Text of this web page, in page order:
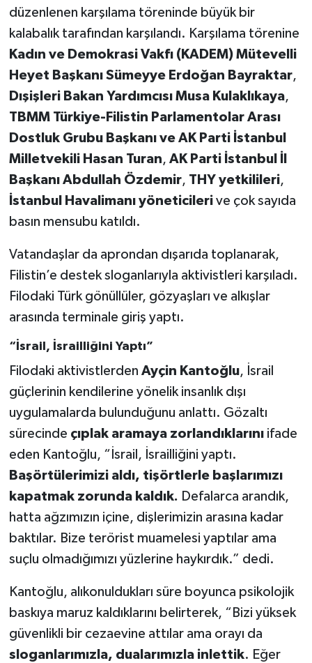
düzenlenen karşılama töreninde büyük bir
kalabalık tarafından karşılandı. Karşılama törenine
Kadın ve Demokrasi Vakfı (KADEM) Mütevelli
Heyet Başkanı Sümeyye Erdoğan Bayraktar,
Dışişleri Bakan Yardımcısı Musa Kulaklıkaya,
TBMM Türkiye-Filistin Parlamentolar Arası
Dostluk Grubu Başkanı ve AK Parti İstanbul
Milletvekili Hasan Turan, AK Parti İstanbul İl
Başkanı Abdullah Özdemir, THY yetkilileri,
İstanbul Havalimanı yöneticilerive çok sayıda
basın mensubu katıldı.
Vatandaşlar da aprondan dışarıda toplanarak,
Filistin’e destek sloganlarıyla aktivistleri karşıladı.
Filodaki Türk gönüllüler, gözyaşları ve alkışlar
arasında terminale giriş yaptı.
“İsrail, İsrailliğini Yaptı”
Filodaki aktivistlerden Ayçin Kantoğlu, İsrail
güçlerinin kendilerine yönelik insanlık dışı
uygulamalarda bulunduğunu anlattı. Gözaltı
sürecinde çıplak aramaya zorlandıklarınıifade
eden Kantoğlu, “İsrail, İsrailliğini yaptı.
Başörtülerimizi aldı, tişörtlerle başlarımızı
kapatmak zorunda kaldık. Defalarca arandık,
hatta ağzımızın içine, dişlerimizin arasına kadar
baktılar. Bize terörist muamelesi yaptılar ama
suçlu olmadığımızı yüzlerine haykırdık.” dedi.
Kantoğlu, alıkonuldukları süre boyunca psikolojik
baskıya maruz kaldıklarını belirterek, “Bizi yüksek
güvenlikli bir cezaevine attılar ama orayı da
sloganlarımızla, dualarımızla inlettik. Eğer